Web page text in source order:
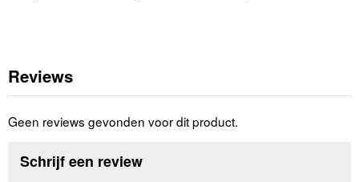
Reviews
Geen reviews gevonden voor dit product.
Schrijf een review